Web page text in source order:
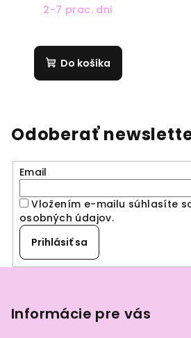
2-7 prac. dni
Do košíka
Odoberať
Email
Vložením e-mailu súhlasíte
osobných údajov.
Prihlásiť sa
Informácie pre vás